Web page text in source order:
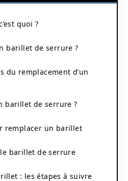
quoi ?
barillet de serrure ?
du remplacement d’un
barillet de serrure ?
remplacer un barillet
barillet de serrure
: les étapes à suivre